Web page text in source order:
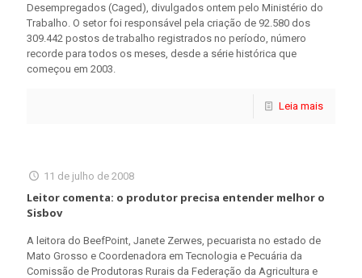
Desempregados (Caged), divulgados ontem pelo Ministério do
Trabalho. O setor foi responsável pela criação de 92.580 dos
309.442 postos de trabalho registrados no período, número
recorde para todos os meses, desde a série histórica que
começou em 2003.
Leia mais
11 de julho de 2008
Leitor comenta: o produtor precisa entender melhor o
Sisbov
A leitora do BeefPoint, Janete Zerwes, pecuarista no estado de
Mato Grosso e Coordenadora em Tecnologia e Pecuária da
Comissão de Produtoras Rurais da Federação da Agricultura e